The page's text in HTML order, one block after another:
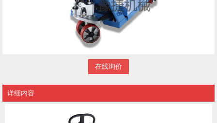
在线询价
详细内容